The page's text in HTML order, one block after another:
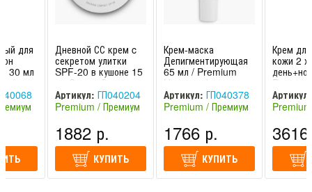
для
30 мл
/
Дневной СС крем c
секретом улитки
SPF-20 в кушоне 15
мл Secret Cream
CC / Premium
Homework
Артикул: ГП040204
Premium / Премиум
1882 р.
КУПИТЬ
Крем-маска
Депигментирующая
65 мл / Premium
Homework
Артикул: ГП040378
Premium / Премиум
1766 р.
КУПИТЬ
Крем
кожи 2
Артикул: